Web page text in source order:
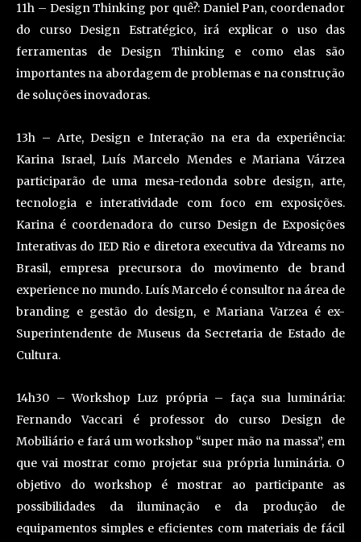
11h – Design Thinking por quê?: Daniel Pan, coordenador
do curso Design Estratégico, irá explicar o uso das
ferramentas de Design Thinking e como elas são
importantes na abordagem de problemas e na construção
de soluções inovadoras.
13h – Arte, Design e Interação na era da experiência:
Karina Israel, Luís Marcelo Mendes e Mariana Várzea
participarão de uma mesa-redonda sobre design, arte,
tecnologia e interatividade com foco em exposições.
Karina é coordenadora do curso Design de Exposições
Interativas do IED Rio e diretora executiva da Ydreams no
Brasil, empresa precursora do movimento de brand
experience no mundo. Luís Marcelo é consultor na área de
branding e gestão do design, e Mariana Varzea é ex-
Superintendente de Museus da Secretaria de Estado de
Cultura.
14h30 – Workshop Luz própria – faça sua luminária:
Fernando Vaccari é professor do curso Design de
Mobiliário e fará um workshop “super mão na massa”, em
que vai mostrar como projetar sua própria luminária. O
objetivo do workshop é mostrar ao participante as
possibilidades da iluminação e da produção de
equipamentos simples e eficientes com materiais de fácil